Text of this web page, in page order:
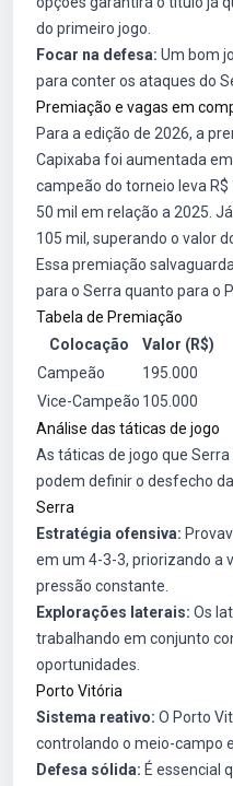
do primeiro jogo.
Focar na defesa: Um bom
para conter os ataques do
Premiação e vagas em
Para a edição de 2026, a
Capixaba foi aumentada
campeão do torneio leva
50 mil em relação a 2025.
105 mil, superando o valor
Essa premiação
para o Serra quanto para o
Tabela de Premiação
Colocação
Valor (R$)
Campeão
195.000
Vice-Campeão 105.000
Análise das táticas de jogo
As táticas de jogo que
podem definir o desfecho
Serra
Estratégia ofensiva:
em um 4-3-3, priorizando a
pressão constante.
Explorações laterais: Os
trabalhando em conjunto
oportunidades.
Porto Vitória
Sistema reativo: O Porto
controlando o meio-campo
Defesa sólida: É essencial